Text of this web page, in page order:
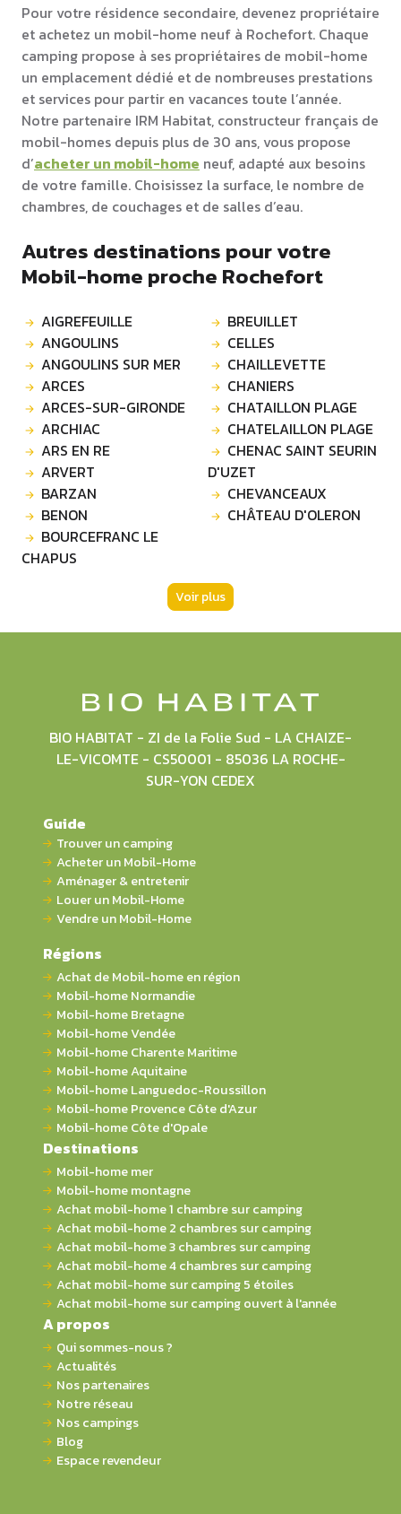
Pour votre résidence secondaire, devenez propriétaire
et achetez un mobil-home neuf à Rochefort. Chaque
camping propose à ses propriétaires de mobil-home
un emplacement dédié et de nombreuses prestations
et services pour partir en vacances toute l’année.
Notre partenaire IRM Habitat, constructeur français de
mobil-homes depuis plus de 30 ans, vous propose
d’acheter un mobil-home neuf, adapté aux besoins
de votre famille. Choisissez la surface, le nombre de
chambres, de couchages et de salles d’eau.
Autres destinations pour votre
Mobil-home proche Rochefort
AIGREFEUILLE
ANGOULINS
ANGOULINS SUR MER
ARCES
ARCES-SUR-GIRONDE
ARCHIAC
ARS EN RE
ARVERT
BARZAN
BENON
BOURCEFRANC LE
CHAPUS
BREUILLET
CELLES
CHAILLEVETTE
CHANIERS
CHATAILLON PLAGE
CHATELAILLON PLAGE
CHENAC SAINT SEURIN
D'UZET
CHEVANCEAUX
CHÂTEAU D'OLERON
Voir plus
BIO HABITAT - ZI de la Folie Sud - LA CHAIZE-
LE-VICOMTE - CS50001 - 85036 LA ROCHE-
SUR-YON CEDEX
Guide
Trouver un camping
Acheter un Mobil-Home
Aménager & entretenir
Louer un Mobil-Home
Vendre un Mobil-Home
Régions
Achat de Mobil-home en région
Mobil-home Normandie
Mobil-home Bretagne
Mobil-home Vendée
Mobil-home Charente Maritime
Mobil-home Aquitaine
Mobil-home Languedoc-Roussillon
Mobil-home Provence Côte d'Azur
Mobil-home Côte d'Opale
Destinations
Mobil-home mer
Mobil-home montagne
Achat mobil-home 1 chambre sur camping
Achat mobil-home 2 chambres sur camping
Achat mobil-home 3 chambres sur camping
Achat mobil-home 4 chambres sur camping
Achat mobil-home sur camping 5 étoiles
Achat mobil-home sur camping ouvert à l'année
A propos
Qui sommes-nous ?
Actualités
Nos partenaires
Notre réseau
Nos campings
Blog
Espace revendeur